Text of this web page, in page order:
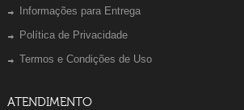
Informações para Entrega
Política de Privacidade
Termos e Condições de Uso
ATENDIMENTO